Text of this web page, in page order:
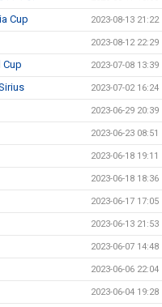
Cup 2023-08-13 21:22
2023-08-12 22:29
2023-07-08 13:39
2023-07-02 16:24
2023-06-29 20:39
2023-06-23 08:51
2023-06-18 19:11
2023-06-18 18:36
2023-06-17 17:05
2023-06-13 21:53
2023-06-07 14:48
2023-06-06 22:04
2023-06-04 19:28